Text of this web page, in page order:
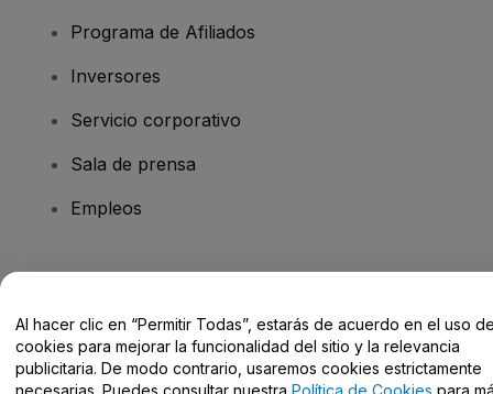
Programa de Afiliados
Inversores
Servicio corporativo
Sala de prensa
Empleos
Centro de Ayuda / Contacto
Al hacer clic en “Permitir Todas”, estarás de acuerdo en el uso
cookies para mejorar la funcionalidad del sitio y la relevancia
publicitaria. De modo contrario, usaremos cookies estrictamente
necesarias. Puedes consultar nuestra Política de Cookies para